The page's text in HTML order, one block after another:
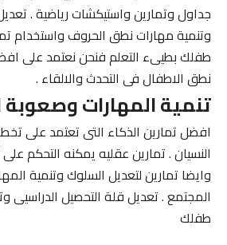
جداول وتمارين واستيكشات رياضية .
وتنمية مهارات نطق الحروف واستخدام
طفلك بطيىء التعلم فنحن نعتمد على
نطق الاطفال فى التحدث والالقاء .
تنمية المهارات وصعوبة
افضل تمارين الذكاء التى تعتمد على
النسيان . تمارين عقليه يمكنه التحكم
وايضا تمارين لتعديل السلوك وتنمية
المجتمع . تعديل قلة التحصيل الدراسيى
طفلك